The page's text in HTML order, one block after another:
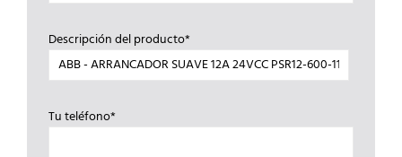
Descripción del producto*
Tu teléfono*